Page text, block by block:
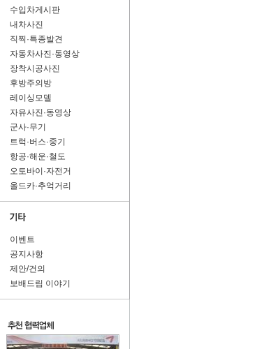
수입차게시판
내차사진
직찍·특종발견
자동차사진·동영상
장착시공사진
후방주의방
레이싱모델
자유사진·동영상
군사·무기
트럭·버스·중기
항공·해운·철도
오토바이·자전거
올드카·추억거리
이벤트
공지사항
제안/건의
보배드림 이야기